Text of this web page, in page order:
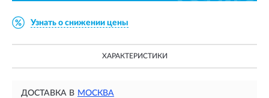
Узнать о снижении цены
ХАРАКТЕРИСТИКИ
ДОСТАВКА В МОСКВА